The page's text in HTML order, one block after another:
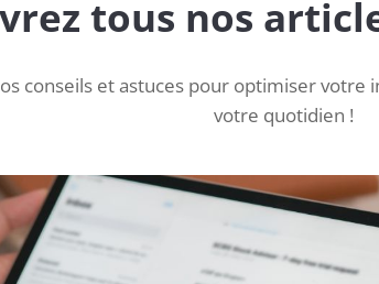
tous nos
conseils et astuces pour optimiser
votre quotidien !